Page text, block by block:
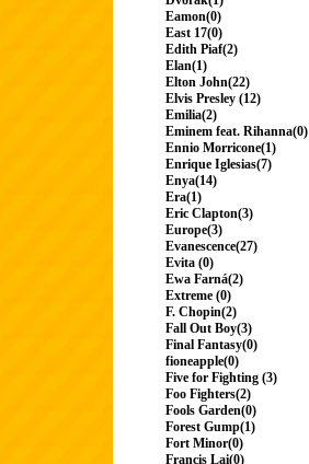
Eamon(0)
East 17(0)
Edith Piaf(2)
Elan(1)
Elton John(22)
Elvis Presley (12)
Emilia(2)
Eminem feat. Rihanna(0)
Ennio Morricone(1)
Enrique Iglesias(7)
Enya(14)
Era(1)
Eric Clapton(3)
Europe(3)
Evanescence(27)
Evita (0)
Ewa Farná(2)
Extreme (0)
F. Chopin(2)
Fall Out Boy(3)
Final Fantasy(0)
fioneapple(0)
Five for Fighting (3)
Foo Fighters(2)
Fools Garden(0)
Forest Gump(1)
Fort Minor(0)
Francis Lai(0)